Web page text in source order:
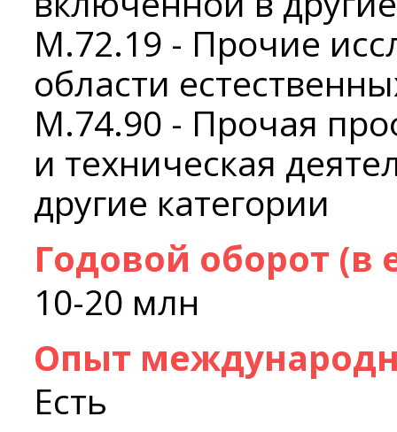
M.72.19 - Прочие
области
M.74.90 - Прочая
и техническая
другие категории
Годовой оборот (в
10-20 млн
Опыт
Есть